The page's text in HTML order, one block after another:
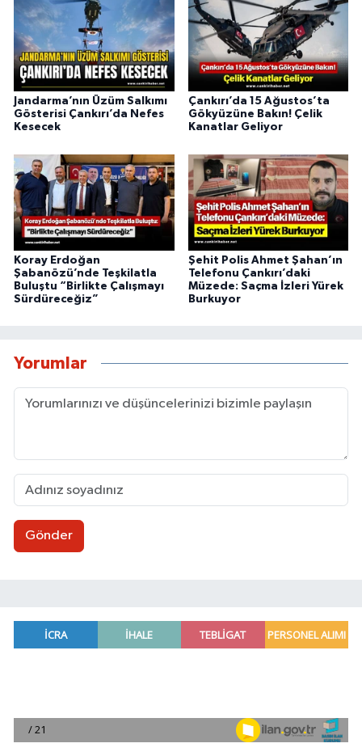
Jandarma’nın Üzüm Salkımı
Gösterisi Çankırı’da Nefes
Kesecek
Çankırı’da 15 Ağustos’ta
Gökyüzüne Bakın! Çelik
Kanatlar Geliyor
Koray Erdoğan
Şabanözü’nde Teşkilatla
Buluştu “Birlikte Çalışmayı
Sürdüreceğiz”
Şehit Polis Ahmet Şahan’ın
Telefonu Çankırı’daki
Müzede: Saçma İzleri Yürek
Burkuyor
Yorumlar
Gönder